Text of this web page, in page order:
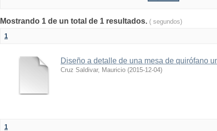
Mostrando 1 de un total de 1 resultados. ( segundos)
1
Diseño a detalle de una mesa de quirófano
Cruz Saldivar, Mauricio (2015-12-04)
1